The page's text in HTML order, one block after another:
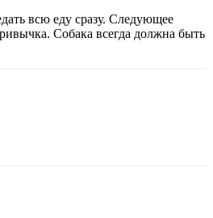
всю еду сразу. Следующее
Собака всегда должна быть